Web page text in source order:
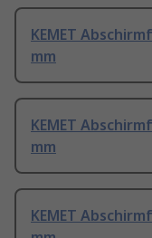
KEMET
mm
KEMET
mm
KEMET